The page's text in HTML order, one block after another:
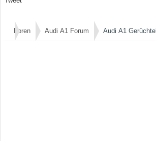
Foren Audi A1 Forum Audi A1